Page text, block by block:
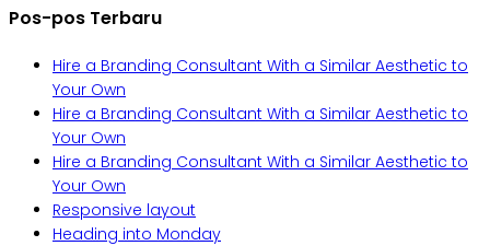
Pos-pos Terbaru
Hire a Branding Consultant With a Similar Aesthetic to
Your Own
Hire a Branding Consultant With a Similar Aesthetic to
Your Own
Hire a Branding Consultant With a Similar Aesthetic to
Your Own
Responsive layout
Heading into Monday